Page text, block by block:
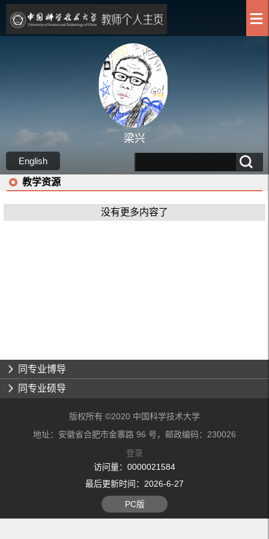
梁兴
English
教学资源
没有更多内容了
同专业博导
同专业硕导
版权所有 ©2020 中国科学技术大学
地址：安徽省合肥市金寨路 96 号，邮政编码：230026
登录
访问量： 0000021584
最后更新时间： 2026-6-27
PC版